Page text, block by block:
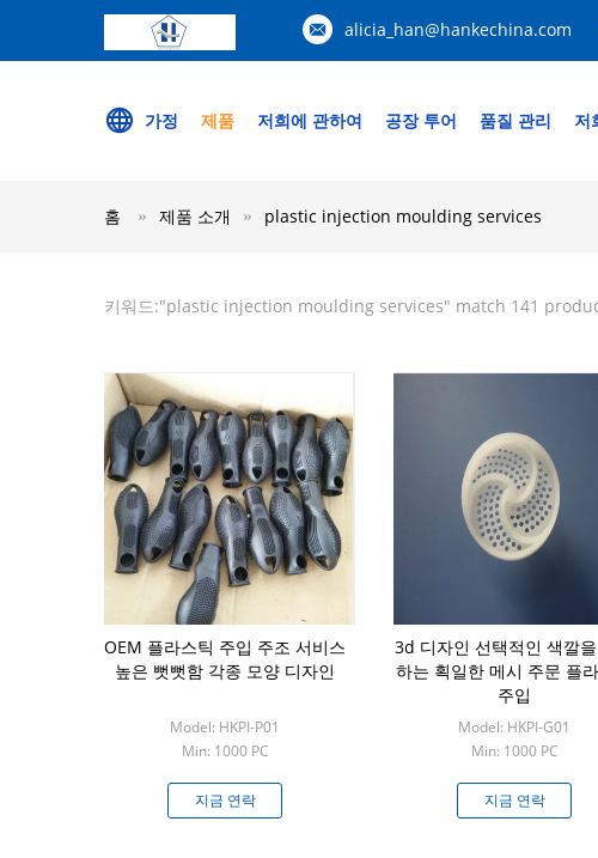
alicia_han@hankechina.com
가정 제품 저희에 관하여 공장 투어 품질 관리 저
홈 제품 소개 plastic injection moulding services
키워드:"plastic injection moulding services" match 141
OEM 플라스틱 주입 주조 서비스
높은 뻣뻣함 각종 모양 디자인
Model: HKPI-P01
Min: 1000 PC
지금 연락
3d 디자인 선택적인 색깔
하는 획일한 메시 주문 플
주입
Model: HKPI-G01
Min: 1000 PC
지금 연락